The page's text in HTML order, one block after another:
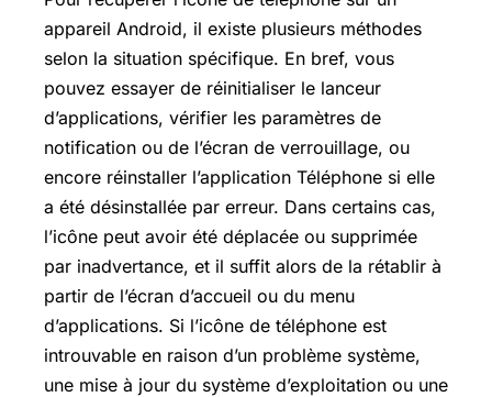
appareil Android, il existe plusieurs méthodes
selon la situation spécifique. En bref, vous
pouvez essayer de réinitialiser le lanceur
d’applications, vérifier les paramètres de
notification ou de l’écran de verrouillage, ou
encore réinstaller l’application Téléphone si elle
a été désinstallée par erreur. Dans certains cas,
l’icône peut avoir été déplacée ou supprimée
par inadvertance, et il suffit alors de la rétablir à
partir de l’écran d’accueil ou du menu
d’applications. Si l’icône de téléphone est
introuvable en raison d’un problème système,
une mise à jour du système d’exploitation ou une